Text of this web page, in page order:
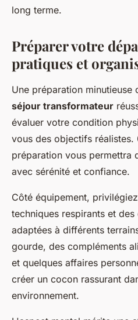
long terme.
Préparer votre
pratiques et
Une préparation minutieuse
séjour transformateur
évaluer votre condition
vous des objectifs réalistes.
préparation vous permettra
avec sérénité et confiance.
Côté équipement,
techniques respirants et
adaptées à différents
gourde, des compléments
et quelques affaires
créer un cocon rassurant
environnement.